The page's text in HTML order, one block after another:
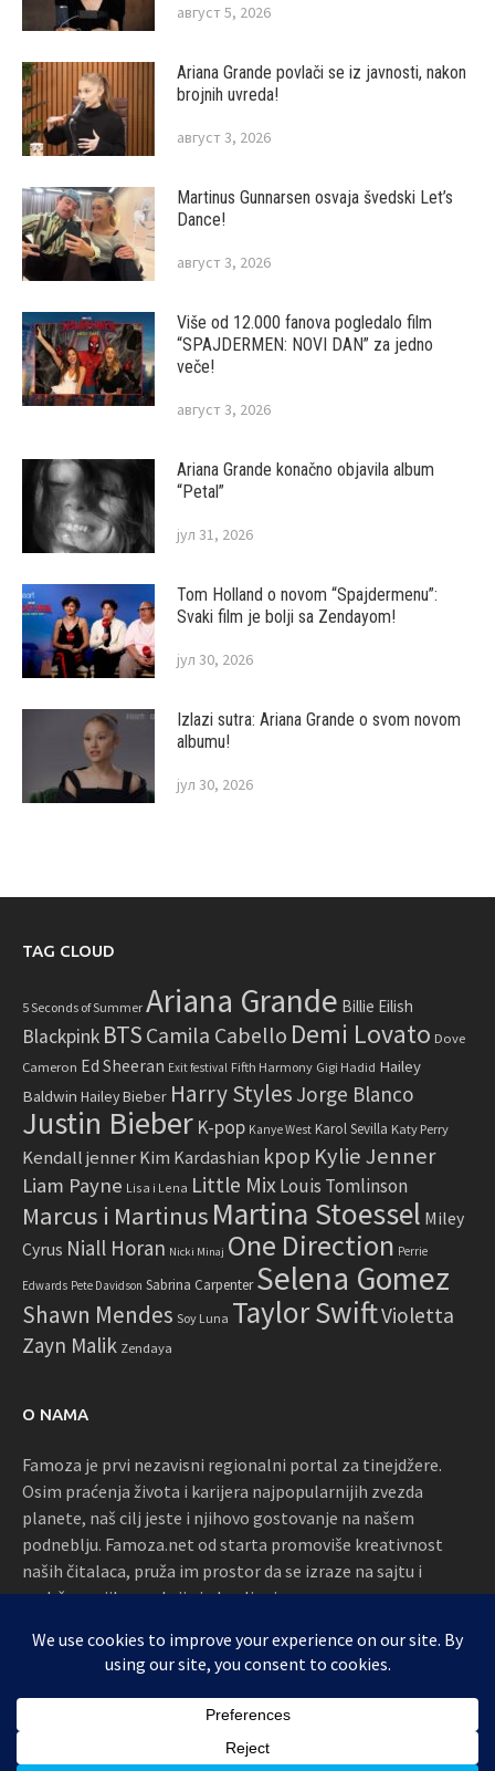
август 5, 2026
Ariana Grande povlači se iz javnosti, nakon
brojnih uvreda!
август 3, 2026
Martinus Gunnarsen osvaja švedski Let’s
Dance!
август 3, 2026
Više od 12.000 fanova pogledalo film
“SPAJDERMEN: NOVI DAN” za jedno
veče!
август 3, 2026
Ariana Grande konačno objavila album
“Petal”
јул 31, 2026
Tom Holland o novom “Spajdermenu”:
Svaki film je bolji sa Zendayom!
јул 30, 2026
Izlazi sutra: Ariana Grande o svom novom
albumu!
јул 30, 2026
TAG CLOUD
5 Seconds of Summer Ariana Grande Billie Eilish
Blackpink BTS Camila Cabello Demi Lovato Dove
Cameron Ed Sheeran Exit festival Fifth Harmony Gigi Hadid Hailey
Baldwin Hailey Bieber Harry Styles Jorge Blanco
Justin Bieber K-pop Kanye West Karol Sevilla Katy Perry
Kendall jenner Kim Kardashian kpop Kylie Jenner
Liam Payne Lisa i Lena Little Mix Louis Tomlinson
Marcus i Martinus Martina Stoessel Miley
Cyrus Niall Horan Nicki Minaj One Direction Perrie
Edwards Pete Davidson Sabrina Carpenter Selena Gomez
Shawn Mendes Soy Luna Taylor SwiftVioletta
Zayn Malik Zendaya
O NAMA
Famoza je prvi nezavisni regionalni portal za tinejdžere.
Osim praćenja života i karijera najpopularnijih zvezda
planete, naš cilj jeste i njihovo gostovanje na našem
podneblju. Famoza.net od starta promoviše kreativnost
naših čitalaca, pruža im prostor da se izraze na sajtu i
podržava njihove akcije i okupljanja